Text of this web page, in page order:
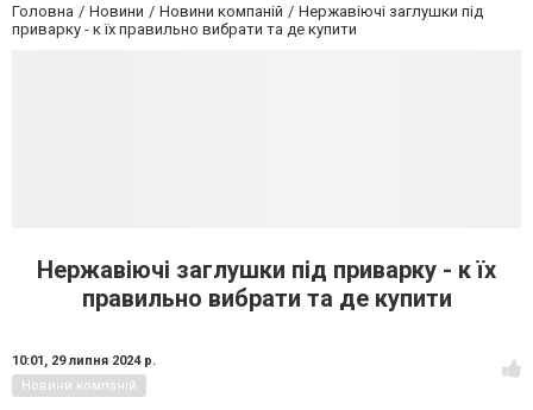
Головна Новини Новини компаній
Нержавіючі заглушки під
приварку - к їх правильно вибрати та де купити
Нержавіючі заглушки під приварку - к їх
правильно вибрати та де купити
10:01, 29 липня 2024 р.
Новини компаній